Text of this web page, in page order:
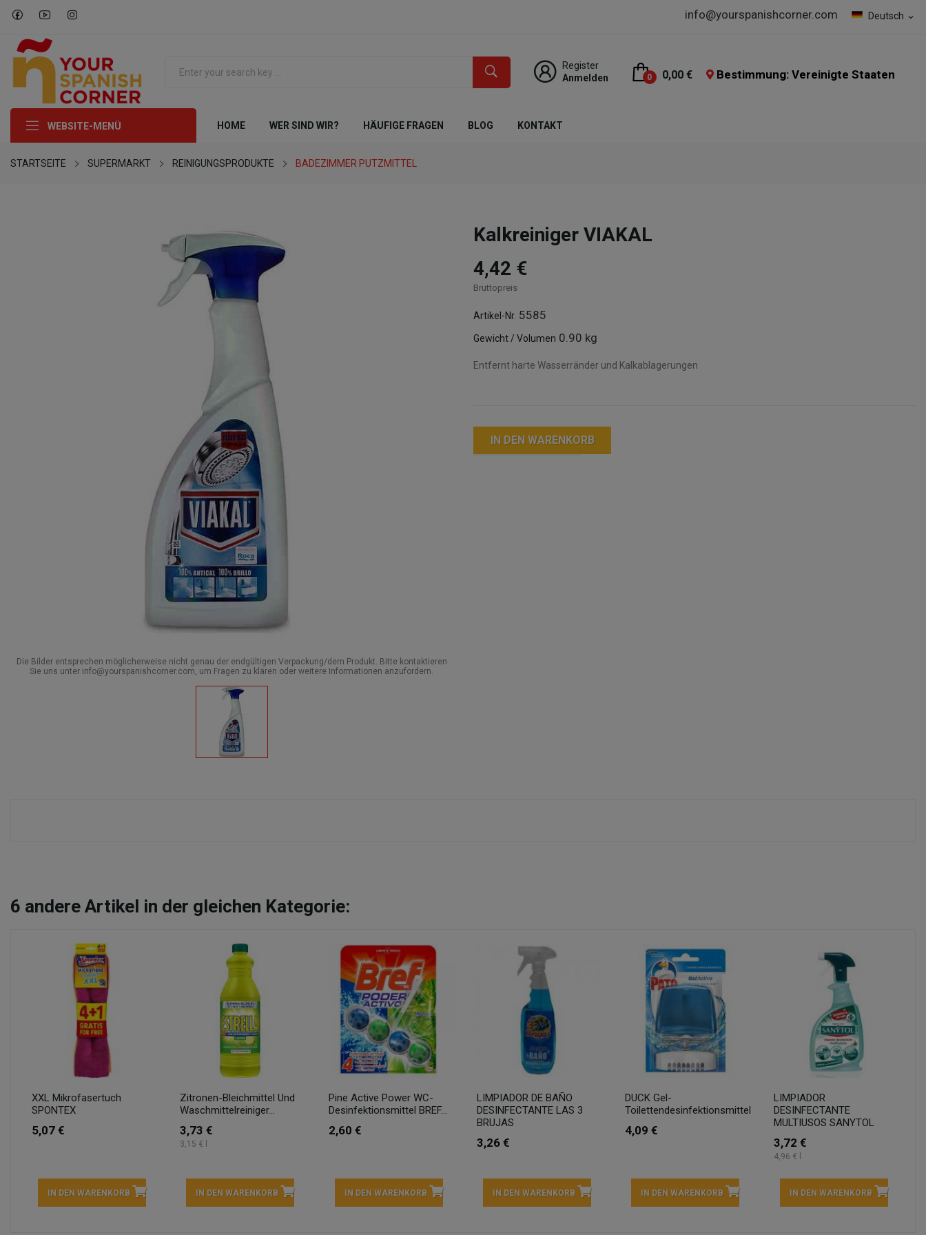
Deutsch expand_more
info@yourspanishcorner.com
Register
Anmelden
0 0,00 € Bestimmung: Vereinigte Staaten
WEBSITE-MENÜ HOME WER SIND WIR? HÄUFIGE FRAGEN BLOG KONTAKT
STARTSEITE SUPERMARKT REINIGUNGSPRODUKTE BADEZIMMER PUTZMITTEL
Die Bilder entsprechen möglicherweise nicht genau der endgültigen Verpackung/dem Produkt. Bitte kontaktieren
Sie uns unter info@yourspanishcorner.com, um Fragen zu klären oder weitere Informationen anzufordern.
Kalkreiniger VIAKAL
4,42 €
Bruttopreis
Artikel-Nr. 5585
Gewicht / Volumen 0.90 kg
Entfernt harte Wasserränder und Kalkablagerungen
IN DEN WARENKORB
6 andere Artikel in der gleichen Kategorie:
XXL Mikrofasertuch
SPONTEX
5,07 €
IN DEN WARENKORB
Zitronen-Bleichmittel Und
Waschmittelreiniger...
3,73 €
3,15 € l
IN DEN WARENKORB
Pine Active Power WC-
Desinfektionsmittel BREF...
2,60 €
IN DEN WARENKORB
LIMPIADOR DE BAÑO
DESINFECTANTE LAS 3
BRUJAS
3,26 €
IN DEN WARENKORB
DUCK Gel-
Toilettendesinfektionsmittel
4,09 €
IN DEN WARENKORB
LIMPIADOR
DESINFECTANTE
MULTIUSOS SANYTOL
3,72 €
4,96 € l
IN DEN WARENKORB